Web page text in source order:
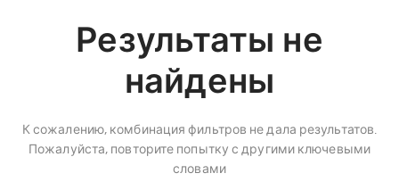
Результаты не
найдены
К сожалению, комбинация фильтров не дала результатов.
Пожалуйста, повторите попытку с другими ключевыми
словами